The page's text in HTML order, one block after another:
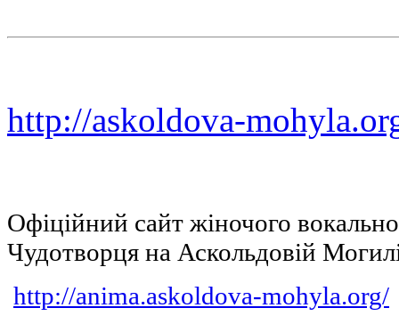
http://askoldova-
Офіційний сайт жіночого
Чудотворця на Аскольдовій
http://anima.askoldova-mohyla.org/